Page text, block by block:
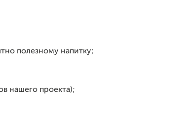
полезному напитку;
нашего проекта);